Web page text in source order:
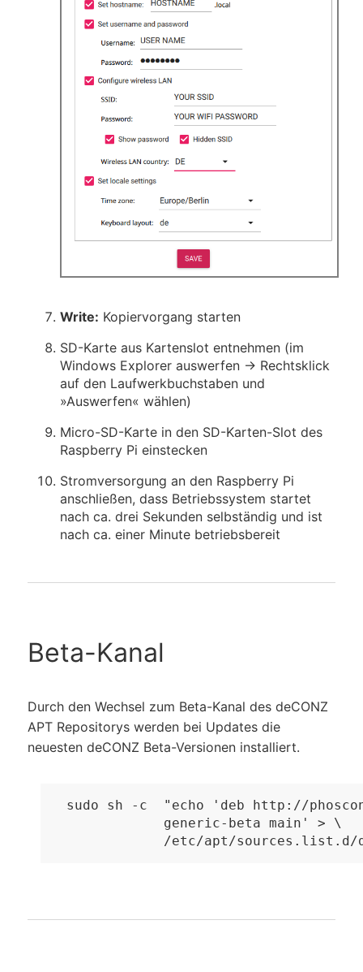
Write: Kopiervorgang starten
SD-Karte aus Kartenslot entnehmen (im
Windows Explorer auswerfen → Rechtsklick
auf den Laufwerkbuchstaben und
Auswerfen
wählen)
Micro-SD-Karte in den SD-Karten-Slot des
Raspberry Pi einstecken
Stromversorgung an den Raspberry Pi
anschließen, dass Betriebssystem startet
nach ca. drei Sekunden selbständig und ist
nach ca. einer Minute betriebsbereit
Beta-Kanal
Durch den Wechsel zum Beta-Kanal des deCONZ
APT Repositorys werden bei Updates die
neuesten deCONZ Beta-Versionen installiert.
sudo sh -c  "echo 'deb http://
            generic-beta main' > \
/etc/apt/sources.list.d/